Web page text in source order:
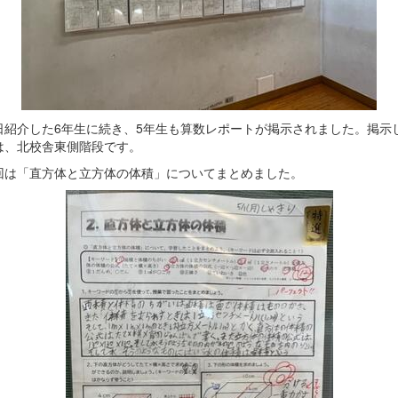
介した6年生に続き、5年生も算数レポートが掲示されました。掲示
北校舎東側階段です。
「直方体と立方体の体積」についてまとめました。